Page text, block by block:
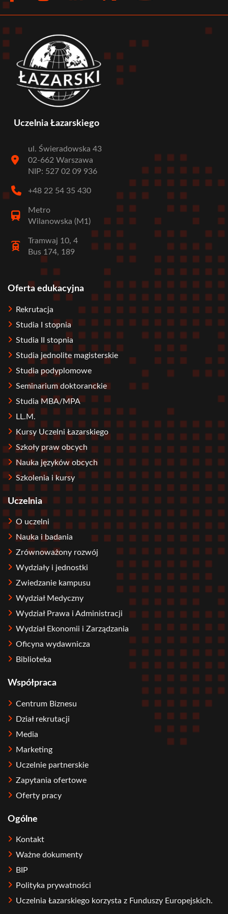
menu
Uczelnia Łazarskiego
ul. Świeradowska 43
02-662 Warszawa
NIP: 527 02 09 936
+48 22 54 35 430
Metro
Wilanowska (M1)
Tramwaj 10, 4
Bus 174, 189
Stopka
Oferta edukacyjna
Rekrutacja
Studia I stopnia
Studia II stopnia
Studia jednolite magisterskie
Studia podyplomowe
Seminarium doktoranckie
Studia MBA/MPA
LL.M.
Kursy Uczelni Łazarskiego
Szkoły praw obcych
Nauka języków obcych
Szkolenia i kursy
Uczelnia
O uczelni
Nauka i badania
Zrównoważony rozwój
Wydziały i jednostki
Zwiedzanie kampusu
Wydział Medyczny
Wydział Prawa i Administracji
Wydział Ekonomii i Zarządzania
Oficyna wydawnicza
Biblioteka
Współpraca
Centrum Biznesu
Dział rekrutacji
Media
Marketing
Uczelnie partnerskie
Zapytania ofertowe
Oferty pracy
Ogólne
Kontakt
Ważne dokumenty
BIP
Polityka prywatności
Uczelnia Łazarskiego korzysta z Funduszy Europejskich.